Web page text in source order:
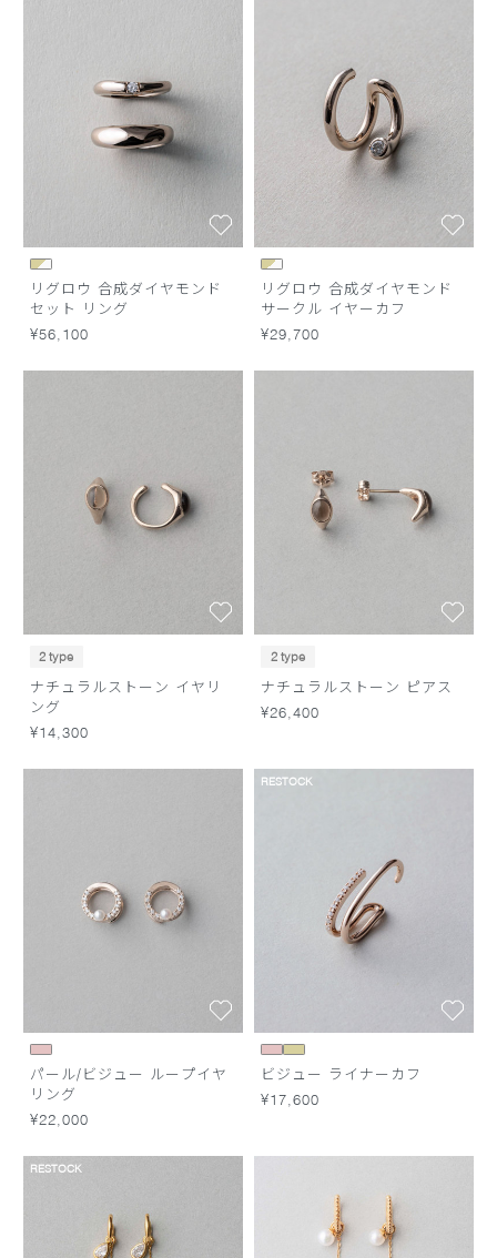
リグロウ 合成ダイヤモンド
セット リング
¥56,100
リグロウ 合成ダイヤモンド
サークル イヤーカフ
¥29,700
2 type
ナチュラルストーン イヤリ
ング
¥14,300
2 type
ナチュラルストーン ピアス
¥26,400
パール/ビジュー ループイヤ
リング
¥22,000
RESTOCK
ビジュー ライナーカフ
¥17,600
RESTOCK